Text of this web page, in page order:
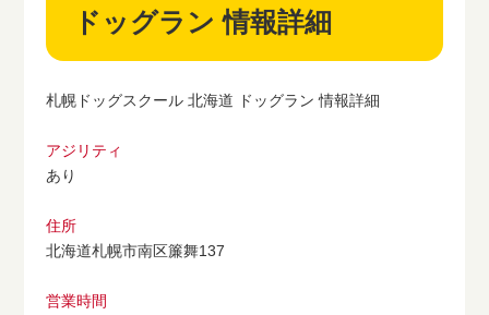
ドッグラン 情報詳細
札幌ドッグスクール 北海道 ドッグラン 情報詳細
アジリティ
あり
住所
北海道札幌市南区簾舞137
営業時間